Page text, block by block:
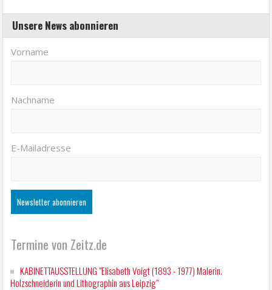
Unsere News abonnieren
Vorname
Nachname
E-Mailadresse
Termine von Zeitz.de
KABINETTAUSSTELLUNG "Elisabeth Voigt (1893 - 1977) Malerin.
Holzschneiderin und Lithographin aus Leipzig"